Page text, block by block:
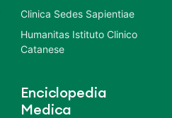
Clinica Sedes Sapientiae
Humanitas Istituto Clinico
Catanese
Enciclopedia
Medica